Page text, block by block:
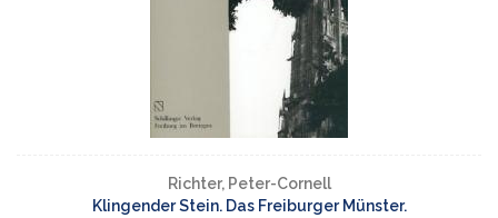
Richter, Peter-Cornell
Klingender Stein. Das Freiburger Münster.